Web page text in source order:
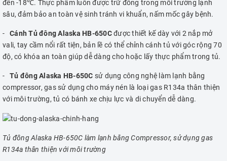
đến -18℃. Thực phẩm luôn được trữ đông trong môi trường lạnh
sâu, đảm bảo an toàn vệ sinh tránh vi khuẩn, nấm mốc gây bệnh.
- Cánh Tủ đông Alaska HB-650Cđược thiết kế dày với 2 nắp mở
vali, tay cầm nổi rất tiện, bản lề có thể chỉnh cánh tủ với góc rộng 70
độ, có khóa an toàn giúp dễ dàng cho hoặc lấy thực phẩm trong tủ.
- Tủ đông Alaska HB-650C sử dụng công nghệ làm lạnh bằng
compressor, gas sử dụng cho máy nén là loại gas R134a thân thiện
với môi trường, tủ có bánh xe chịu lực và di chuyển dễ dàng.
Tủ đông Alaska HB-650C làm lạnh bằng Compressor, sử dụng gas
R134a thân thiện với môi trường